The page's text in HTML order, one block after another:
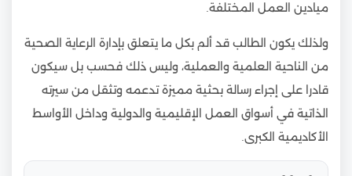
ميادين العمل المختلفة.
ولذلك يكون الطالب قد ألم بكل ما يتعلق بإدارة الرعاية الصحية
من الناحية العلمية والعملية، وليس ذلك فحسب بل سيكون
قادرا على إجراء رسالة بحثية مميزة تدعمه وتثقل من سيرته
الذاتية في أسواق العمل الإقليمية والدولية وداخل الأواسط
الأكاديمية الكبرى.